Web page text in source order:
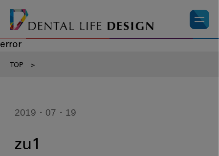
error
TOP >
2019・07・19
zu1